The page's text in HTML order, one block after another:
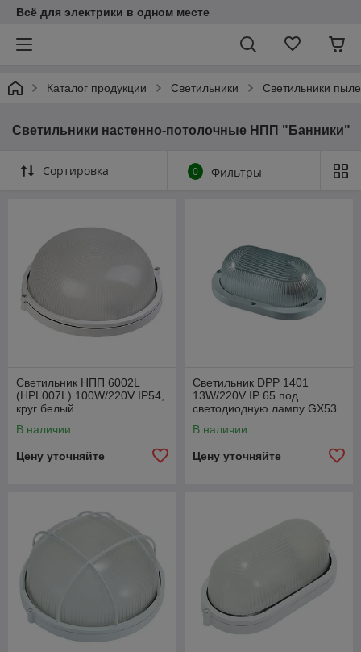
Всё для электрики в одном месте
Каталог продукции Светильники Светильники
Светильники настенно-потолочные НПП "Банники"
Сортировка 0 Фильтры
Светильник НПП 6002L
(HPL007L) 100W/220V IP54,
круг белый
В наличии
Цену уточняйте
Светильник DPP 1401
13W/220V IP 65 под
светодиодную лампу GX53
В наличии
Цену уточняйте